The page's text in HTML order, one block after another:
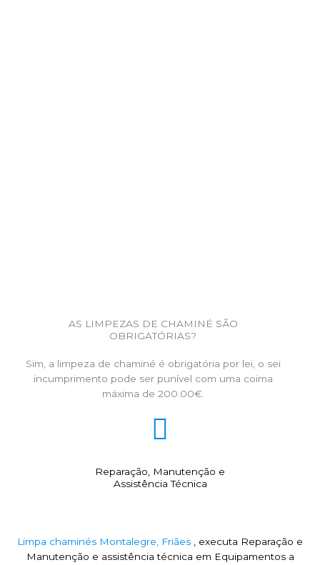
AS LIMPEZAS DE CHAMINÉ SÃO
OBRIGATÓRIAS?
Sim, a limpeza de chaminé é obrigatória por lei, o sei
incumprimento pode ser punível com uma coima
máxima de 200.00€.
Reparação, Manutenção e
Assistência Técnica
Limpa chaminés Montalegre, Friães , executa Reparação e
Manutenção e assistência técnica em Equipamentos a